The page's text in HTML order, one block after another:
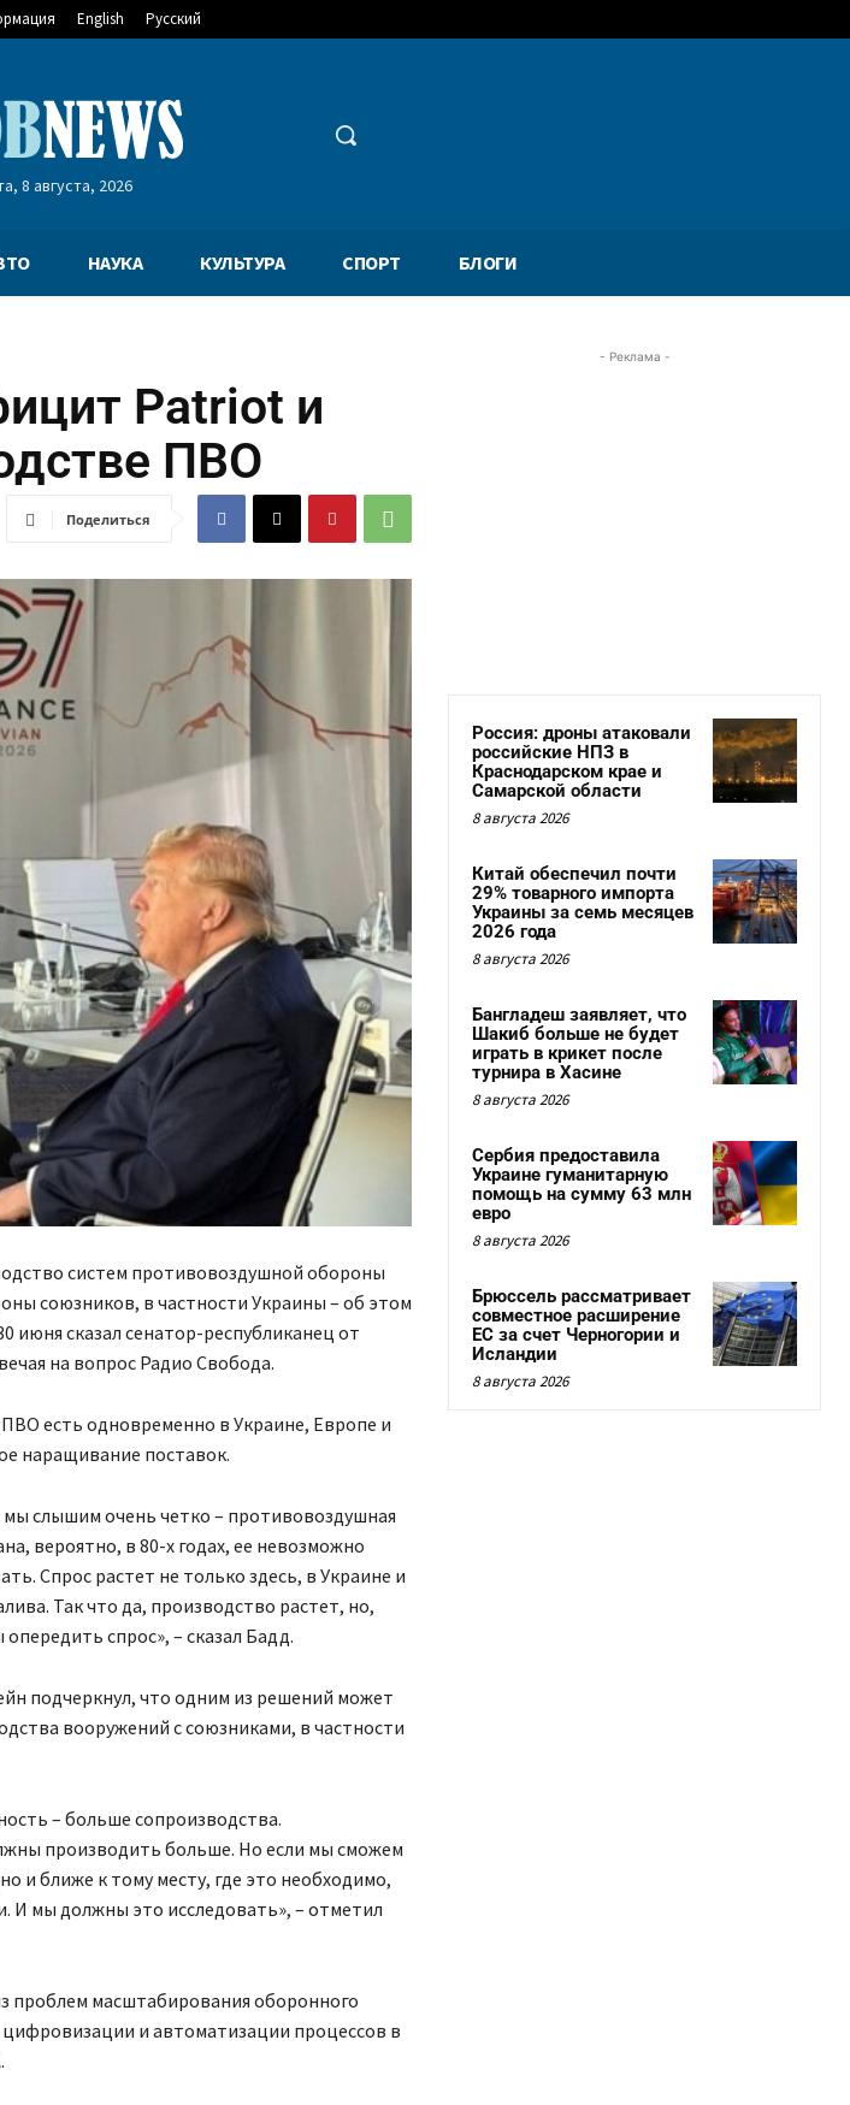
English Русский
8 августа, 2026
НАУКА КУЛЬТУРА СПОРТ БЛОГИ
Patriot и
ПВО
Поделиться
систем противовоздушной обороны
союзников, в частности Украины – об этом
июня сказал сенатор-республиканец от
на вопрос Радио Свобода.
есть одновременно в Украине, Европе и
наращивание поставок.
слышим очень четко – противовоздушная
вероятно, в 80-х годах, ее невозможно
Спрос растет не только здесь, в Украине и
Так что да, производство растет, но,
спрос», – сказал Бадд.
подчеркнул, что одним из решений может
вооружений с союзниками, в частности
– больше сопроизводства.
производить больше. Но если мы сможем
и ближе к тому месту, где это необходимо,
И мы должны это исследовать», – отметил
проблем масштабирования оборонного
и автоматизации процессов в
- Реклама -
Россия: дроны атаковали
российские НПЗ в
Краснодарском крае и
Самарской области
8 августа 2026
Китай обеспечил почти
29% товарного импорта
Украины за семь месяцев
2026 года
8 августа 2026
Бангладеш заявляет, что
Шакиб больше не будет
играть в крикет после
турнира в Хасине
8 августа 2026
Сербия предоставила
Украине гуманитарную
помощь на сумму 63 млн
евро
8 августа 2026
Брюссель рассматривает
совместное расширение
ЕС за счет Черногории и
Исландии
8 августа 2026